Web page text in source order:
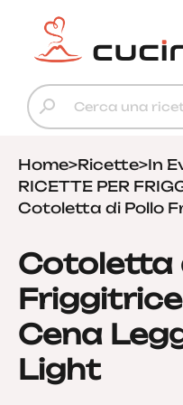
Home>Ricette>In
RICETTE PER
Cotoletta di Pollo
Cotoletta
Cena
Light